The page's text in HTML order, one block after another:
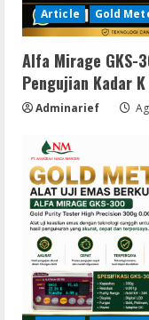
Article Gold
Alfa Mirage GKS-
Pengujian Kadar
Adminarief